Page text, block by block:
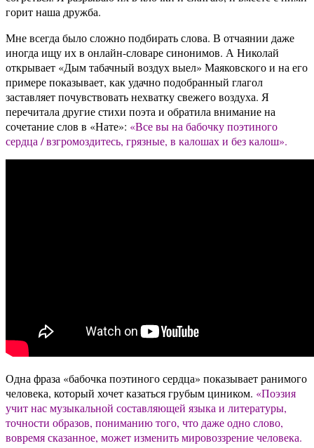
горит наша дружба.
Мне всегда было сложно подбирать слова. В отчаянии даже
иногда ищу их в онлайн-словаре синонимов. А Николай
открывает «Дым табачный воздух выел» Маяковского и на его
примере показывает, как удачно подобранный глагол
заставляет почувствовать нехватку свежего воздуха. Я
перечитала другие стихи поэта и обратила внимание на
сочетание слов в «Нате»: «Все вы на бабочку поэтиного
сердца / взгромоздитесь, грязные, в калошах и без калош».
Одна фраза «бабочка поэтиного сердца» показывает ранимого
человека, который хочет казаться грубым циником. «Поэзия
учит нас музыкальной составляющей языка и литературы,
точности образов, пониманию того, что даже одно слово,
вовремя сказанное, может изменить мировоззрение человека.